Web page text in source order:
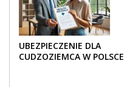
UBEZPIECZENIE DLA
CUDZOZIEMCA W POLSCE